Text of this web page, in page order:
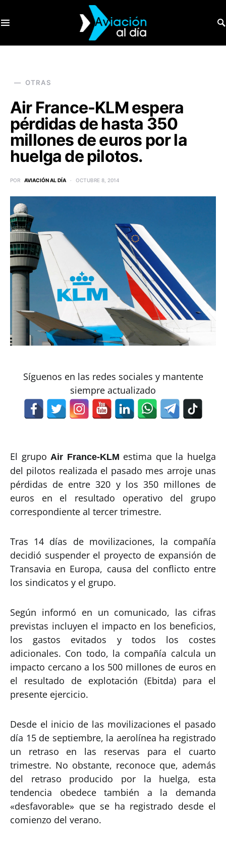
OTRAS
Air France-KLM espera
pérdidas de hasta 350
millones de euros por la
huelga de pilotos.
POR AVIACIÓN AL DÍA OCTUBRE 8, 2014
Síguenos en las redes sociales y mantente
siempre actualizado
El grupoAir France-KLM estima que la huelga
del pilotos realizada el pasado mes arroje unas
pérdidas de entre 320 y los 350 millones de
euros en el resultado operativo del grupo
correspondiente al tercer trimestre.
Tras 14 días de movilizaciones, la compañía
decidió suspender el proyecto de expansión de
Transavia en Europa, causa del conflicto entre
los sindicatos y el grupo.
Según informó en un comunicado, las cifras
previstas incluyen el impacto en los beneficios,
los gastos evitados y todos los costes
adicionales. Con todo, la compañía calcula un
impacto cercano a los 500 millones de euros en
el resultado de explotación (Ebitda) para el
presente ejercicio.
Desde el inicio de las movilizaciones el pasado
día 15 de septiembre, la aerolínea ha registrado
un retraso en las reservas para el cuarto
trimestre. No obstante, reconoce que, además
del retraso producido por la huelga, esta
tendencia obedece también a la demanda
«desfavorable» que se ha registrado desde el
comienzo del verano.